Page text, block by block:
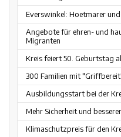
Everswinkel: Hoetmarer
Angebote für ehren- und
Migranten
Kreis feiert 50. Geburtstag
300 Familien mit
Ausbildungsstart bei der
Mehr Sicherheit und
Klimaschutzpreis für den